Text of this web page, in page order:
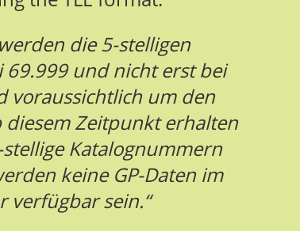
die 5-stelligen
und nicht erst bei
voraussichtlich um den
diesem Zeitpunkt erhalten
Katalognummern
keine GP-Daten im
verfügbar sein.“